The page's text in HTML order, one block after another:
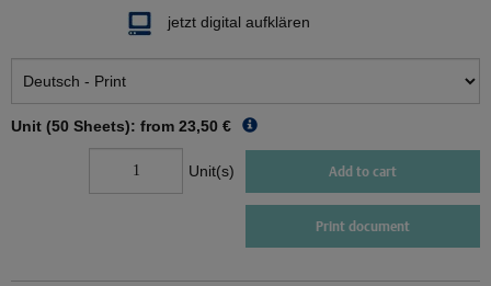
jetzt digital aufklären
Unit (50 Sheets): from 23,50 €
Unit(s) Add to cart
Print document